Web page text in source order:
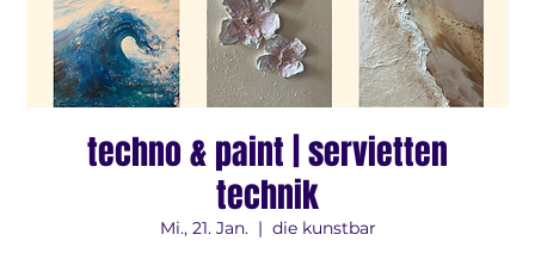
techno & paint | servietten
technik
Mi., 21. Jan.
  |
die kunstbar